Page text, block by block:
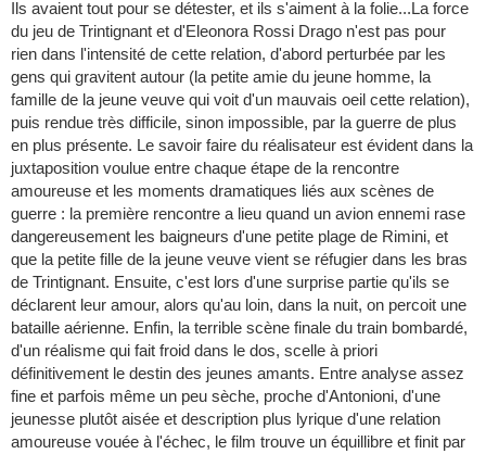
Ils avaient tout pour se détester, et ils s'aiment à la folie...La force
du jeu de Trintignant et d'Eleonora Rossi Drago n'est pas pour
rien dans l'intensité de cette relation, d'abord perturbée par les
gens qui gravitent autour (la petite amie du jeune homme, la
famille de la jeune veuve qui voit d'un mauvais oeil cette relation),
puis rendue très difficile, sinon impossible, par la guerre de plus
en plus présente. Le savoir faire du réalisateur est évident dans la
juxtaposition voulue entre chaque étape de la rencontre
amoureuse et les moments dramatiques liés aux scènes de
guerre : la première rencontre a lieu quand un avion ennemi rase
dangereusement les baigneurs d'une petite plage de Rimini, et
que la petite fille de la jeune veuve vient se réfugier dans les bras
de Trintignant. Ensuite, c'est lors d'une surprise partie qu'ils se
déclarent leur amour, alors qu'au loin, dans la nuit, on percoit une
bataille aérienne. Enfin, la terrible scène finale du train bombardé,
d'un réalisme qui fait froid dans le dos, scelle à priori
définitivement le destin des jeunes amants. Entre analyse assez
fine et parfois même un peu sèche, proche d'Antonioni, d'une
jeunesse plutôt aisée et description plus lyrique d'une relation
amoureuse vouée à l'échec, le film trouve un équillibre et finit par